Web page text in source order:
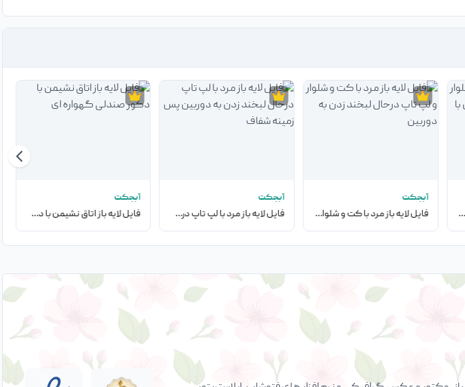
درحال نگاه کردن به دوربین با پس زمینه شفاف
آبجکت
فایل لایه باز مرد با کت و شلوار و لپ تاپ درحال لبخند زدن به دوربین
آبجکت
فایل لایه باز مرد با لپ تاپ درحال لبخند زدن به دوربین پس زمینه شفاف
آبجکت
فایل لایه باز اتاق نشیمن با دکور صندلی گهواره ای